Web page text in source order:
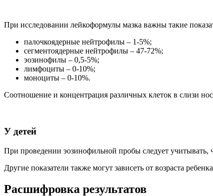
При исследовании лейкоформулы мазка важны такие
палочкоядерные нейтрофилы – 1-5%;
сегментоядерные нейтрофилы – 47-72%;
эозинофилы – 0,5-5%;
лимфоциты – 0-10%;
моноциты – 0-10%.
Соотношение и концентрация различных клеток в слизи
У детей
При проведении эозинофильной пробы следует учитывать,
Другие показатели также могут зависеть от возраста
Расшифровка результатов